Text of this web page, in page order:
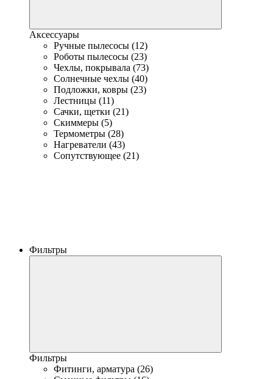
Аксессуары
Ручные пылесосы (12)
Роботы пылесосы (23)
Чехлы, покрывала (73)
Солнечные чехлы (40)
Подложки, ковры (23)
Лестницы (11)
Сачки, щетки (21)
Скиммеры (5)
Термометры (28)
Нагреватели (43)
Сопутствующее (21)
Фильтры
Фильтры
Фитинги, арматура (26)